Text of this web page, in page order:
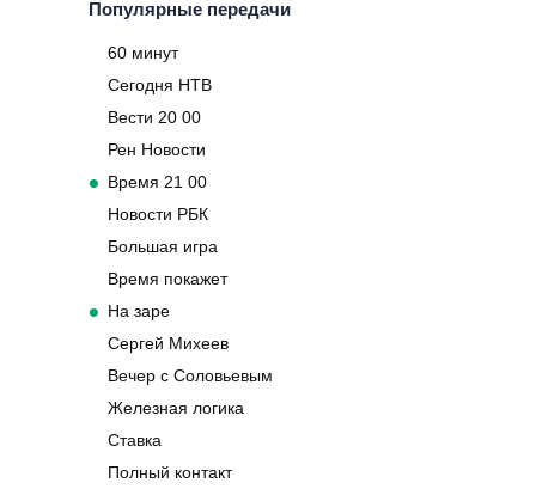
Популярные передачи
60 минут
Сегодня НТВ
Вести 20 00
Рен Новости
Время 21 00
Новости РБК
Большая игра
Время покажет
На заре
Сергей Михеев
Вечер с Соловьевым
Железная логика
Ставка
Полный контакт